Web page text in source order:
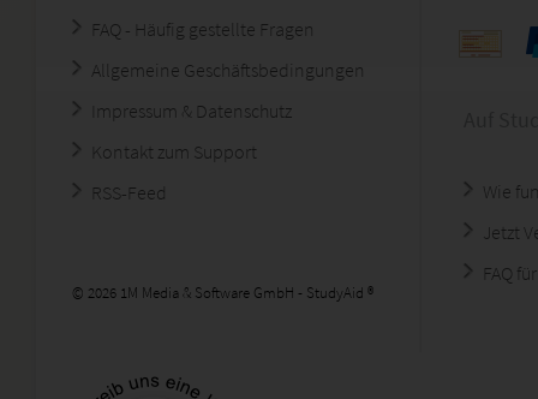
FAQ - Häufig gestellte Fragen
Allgemeine Geschäftsbedingungen
Impressum & Datenschutz
Kontakt zum Support
RSS-Feed
© 2026 1M Media & Software GmbH - StudyAid ®
Wie
Jetzt
FAQ